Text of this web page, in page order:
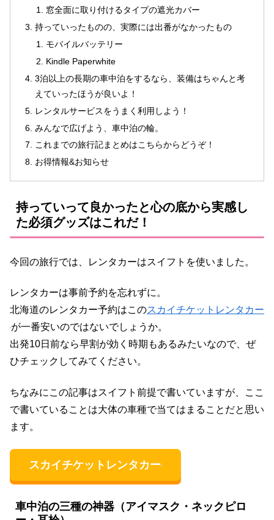
窓全面に取り付けるタイプの遮光カバー
持っていったものの、実際には出番がなかったもの
モバイルバッテリー
Kindle Paperwhite
3泊以上の長期の車中泊をするなら、装備はちゃんと考
えていったほうが良いよ！
レンタルサービスをうまく利用しよう！
みんなで広げよう、車中泊の輪。
これまでの旅行記まとめはこちらからどうぞ！
お得情報&お知らせ
持っていって良かったと心の底から実感し
た必須グッズはこれだ！
今回の旅行では、レンタカーはスイフトを使いました。
レンタカーは事前予約を忘れずに。
北海道のレンタカー予約はこのスカイチケットレンタカー
が一番安いのではないでしょうか。
出発10日前なら早割が効く時期もあるみたいなので、ぜ
ひチェックしてみてください。
ちなみにこの記事はスイフト前提で書いていますが、ここ
で書いていることは大体の車種で当てはまることだと思い
ます。
スカイチケットレンタカー
車中泊の三種の神器（アイマスク・ネックピロ